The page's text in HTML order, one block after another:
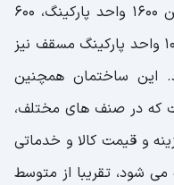
1600 اتومبیل را دارا می باشد. از این 1600 واحد پارکینگ، 600
واحد برای مالکین مجتمع بوده و 1000 واحد پارکینگ مسقف نیز
این ساختمان همچنین
تجاری است که در صنف های مختلف،
و قیمت کالا و خدماتی
می شود، تقریبا از متوسط